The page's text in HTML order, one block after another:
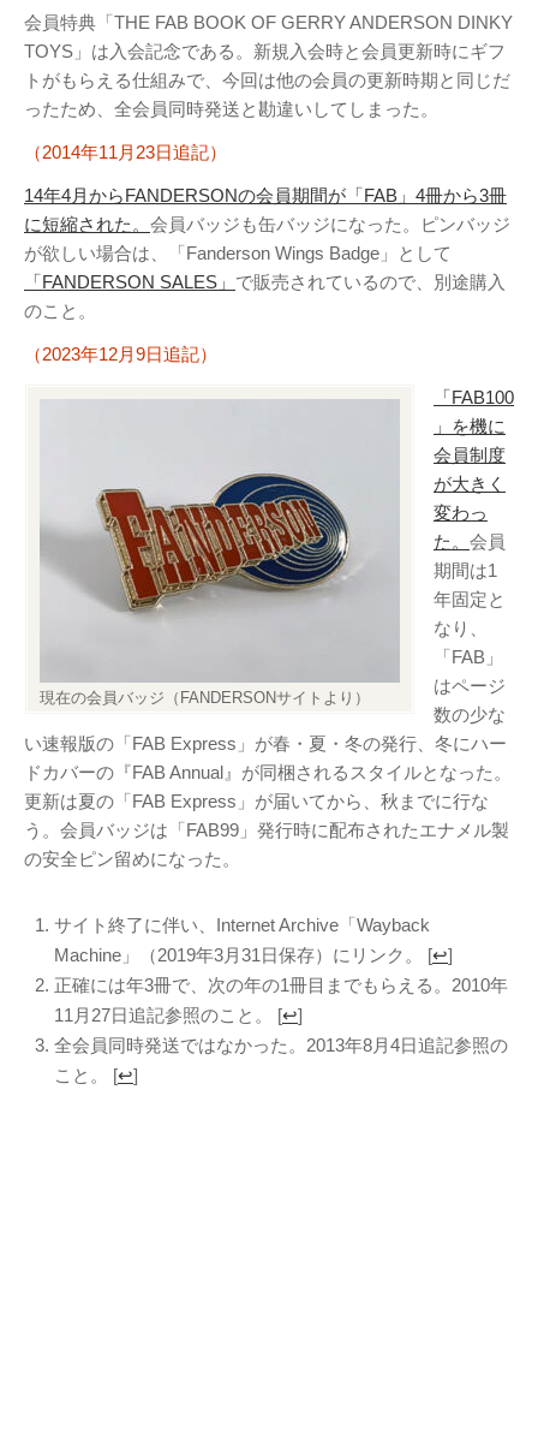
会員特典「THE FAB BOOK OF GERRY ANDERSON DINKY
TOYS」は入会記念である。新規入会時と会員更新時にギフ
トがもらえる仕組みで、今回は他の会員の更新時期と同じだ
ったため、全会員同時発送と勘違いしてしまった。
（2014年11月23日追記）
14年4月からFANDERSONの会員期間が「FAB」4冊から3冊
に短縮された。 会員バッジも缶バッジになった。ピンバッジ
が欲しい場合は、「Fanderson Wings Badge」として
「FANDERSON SALES」 で販売されているので、別途購入
のこと。
（2023年12月9日追記）
現在の会員バッジ（FANDERSONサイトより）
「FAB100
」を機に
会員制度
が大きく
変わっ
た。 会員
期間は1
年固定と
なり、
「FAB」
はページ
数の少な
い速報版の「FAB Express」が春・夏・冬の発行、冬にハー
ドカバーの『FAB Annual』が同梱されるスタイルとなった。
更新は夏の「FAB Express」が届いてから、秋までに行な
う。会員バッジは「FAB99」発行時に配布されたエナメル製
の安全ピン留めになった。
サイト終了に伴い、Internet Archive「Wayback
Machine」（2019年3月31日保存）にリンク。 [↩]
正確には年3冊で、次の年の1冊目までもらえる。2010年
11月27日追記参照のこと。 [↩]
全会員同時発送ではなかった。2013年8月4日追記参照の
こと。 [↩]